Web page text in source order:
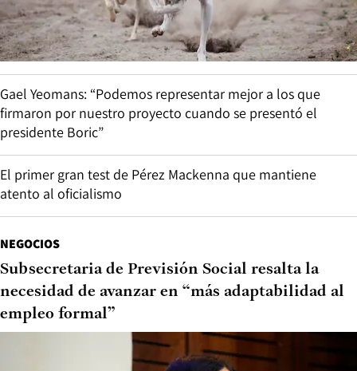
Gael Yeomans: “Podemos representar mejor a los que
firmaron por nuestro proyecto cuando se presentó el
presidente Boric”
El primer gran test de Pérez Mackenna que mantiene
atento al oficialismo
NEGOCIOS
Subsecretaria de Previsión Social resalta la
necesidad de avanzar en “más adaptabilidad al
empleo formal”